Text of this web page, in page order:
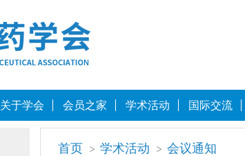
关于学会 会员之家 学术活动 国际交流
首页 学术活动 会议通知